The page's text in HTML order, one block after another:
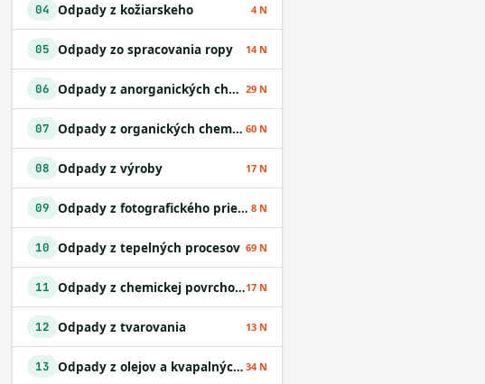
04 Odpady z kožiarskeho 4 N
05 Odpady zo spracovania ropy 14 N
06 Odpady z anorganických chemických procesov 29 N
07 Odpady z organických chemických procesov 60 N
08 Odpady z výroby 17 N
09 Odpady z fotografického priemyslu 8 N
10 Odpady z tepelných procesov 69 N
11 Odpady z chemickej povrchovej úpravy kovov a nanášania kovov a iných materiálov; odpady z hydrometalurgie neželezných kovov17 N
12 Odpady z tvarovania 13 N
13 Odpady z olejov a kvapalných palív okrem jedlých olejov a odpadov uvedených v skupinách 05 a 12 34 N